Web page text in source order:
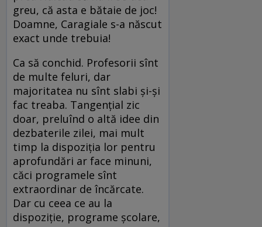
greu, că asta e bătaie de joc!
Doamne, Caragiale s-a născut
exact unde trebuia!
Ca să conchid. Profesorii sînt
de multe feluri, dar
majoritatea nu sînt slabi și-și
fac treaba. Tangențial zic
doar, preluînd o altă idee din
dezbaterile zilei, mai mult
timp la dispoziția lor pentru
aprofundări ar face minuni,
căci programele sînt
extraordinar de încărcate.
Dar cu ceea ce au la
dispoziție, programe școlare,